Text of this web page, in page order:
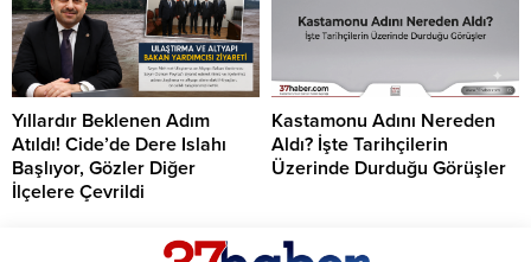
Yıllardır Beklenen Adım
Atıldı! Cide’de Dere Islahı
Başlıyor, Gözler Diğer
İlçelere Çevrildi
Kastamonu Adını Nereden
Aldı? İşte Tarihçilerin
Üzerinde Durduğu Görüşler